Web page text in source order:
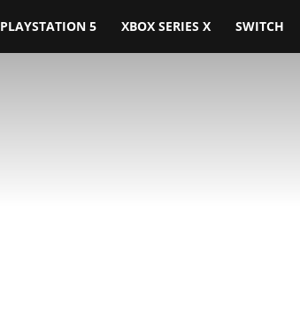
PLAYSTATION 5 XBOX SERIES X SWITCH